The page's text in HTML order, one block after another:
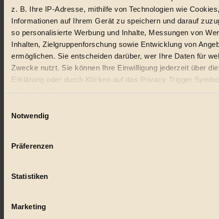
z. B. Ihre IP-Adresse, mithilfe von Technologien wie
Informationen auf Ihrem Gerät zu speichern und darauf
so personalisierte Werbung und Inhalte, Messungen von
Inhalten, Zielgruppenforschung sowie Entwicklung von
ermöglichen. Sie entscheiden darüber, wer Ihre Daten für
Zwecke nutzt. Sie können Ihre Einwilligung jederzeit über
Erklärung oder durch Klicken auf das Privacy Trigger
oder widerrufen
Wenn Sie es erlauben, würden wir auch gerne:
Ihr Gerät durch aktives Scannen nach bestimmten
Erfahren Sie mehr darüber, wie Ihre persönlichen Daten
Notwendig
Präferenzen
Statistiken
Marketing
Natur
kinderbuch
nachhaltig